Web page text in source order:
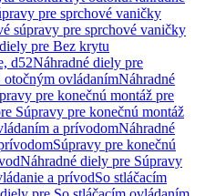
pre sprchové vaničky
súpravy pre sprchové vaničky
pre Bez krytu
d52Náhradné diely pre
otočným ovládanímNáhradné
pre konečnú montáž pre
Súpravy pre konečnú montáž
a prívodomNáhradné
Súpravy pre konečnú
Náhradné diely pre Súpravy
a prívodSo stláčacím